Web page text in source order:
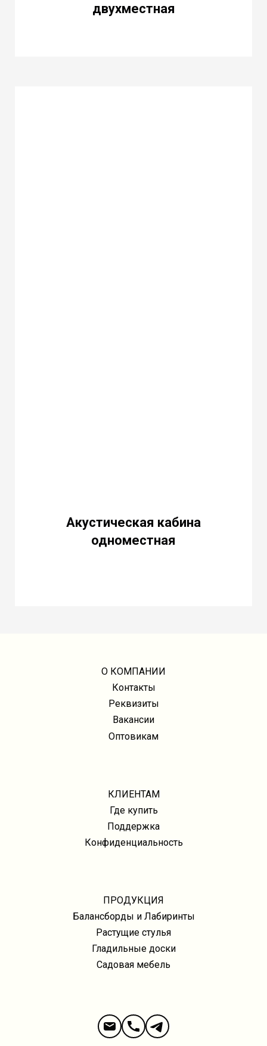
двухместная
Акустическая кабина
одноместная
О КОМПАНИИ
Контакты
Реквизиты
Вакансии
Оптовикам
КЛИЕНТАМ
Где купить
Поддержка
Конфиденциальность
ПРОДУКЦИЯ
Балансборды и Лабиринты
Растущие стулья
Гладильные доски
Садовая мебель